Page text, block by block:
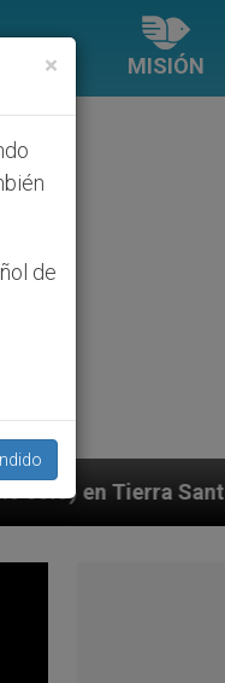
MISIÓN
Sacerdotes
×
de